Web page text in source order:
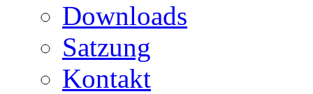
Downloads
Satzung
Kontakt